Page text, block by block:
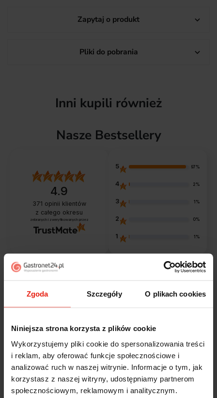
Zgoda Szczegóły O plikach cookies
Niniejsza strona korzysta z plików cookie
Wykorzystujemy pliki cookie do spersonalizowania treści
i reklam, aby oferować funkcje społecznościowe i
analizować ruch w naszej witrynie. Informacje o tym, jak
korzystasz z naszej witryny, udostępniamy partnerom
społecznościowym, reklamowym i analitycznym.
Zapytaj o produkt 
Pliki do pobrania 
Inni kupili również
Nasze Bestsellery
4.9
371 opinii klientów
z całego okresu
zebranych i zweryfikowanych przez
5 97%
4 2%
3 1%
2 0%
1 1%
Jak zbieramy opinie?
Alicja
5
Jestem zaskoczona, że ta paczka dotarła do mnie tak
szybko. Paczka dotarła cała i zdrowa. Szybko,
sprawnie, bez problemów. Bardzo pomocna obsługa